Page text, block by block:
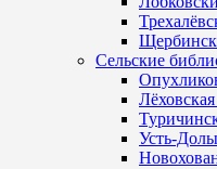
Сельские
Усть-